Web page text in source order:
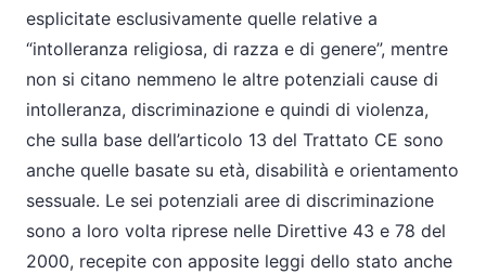
esplicitate esclusivamente quelle relative a
“intolleranza religiosa, di razza e di genere”, mentre
non si citano nemmeno le altre potenziali cause di
intolleranza, discriminazione e quindi di violenza,
che sulla base dell’articolo 13 del Trattato CE sono
anche quelle basate su età, disabilità e orientamento
sessuale. Le sei potenziali aree di discriminazione
sono a loro volta riprese nelle Direttive 43 e 78 del
2000, recepite con apposite leggi dello stato anche